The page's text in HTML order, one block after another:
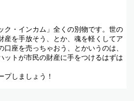
ク・インカム」全くの別物です。世の
産を手放そう、とか、魂を軽くしてア
座を売っちゃおう、とかいうのは、
ットが市民の財産に手をつけるはずは
プしましょう！